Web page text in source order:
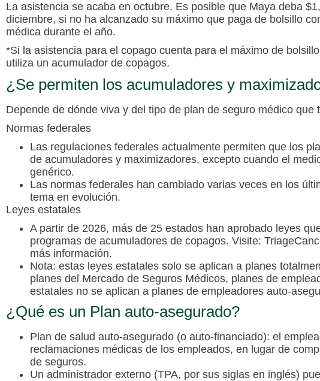
La asistencia se acaba en octubre. Es posible que Maya deba
diciembre, si no ha alcanzado su máximo que paga de bolsillo
médica durante el año.
*Si la asistencia para el copago cuenta para el máximo de
utiliza un acumulador de copagos.
¿Se permiten los acumuladores y
Depende de dónde viva y del tipo de plan de seguro médico que
Normas federales
Las regulaciones federales actualmente permiten que los
de acumuladores y maximizadores, excepto cuando el
genérico.
Las normas federales han cambiado varias veces en los
tema en evolución.
Leyes estatales
A partir de 2026, más de 25 estados han aprobado leyes
programas de acumuladores de copagos. Visite:
más información.
Nota: estas leyes estatales solo se aplican a planes
planes del Mercado de Seguros Médicos, planes de
estatales no se aplican a planes de empleadores auto-
¿Qué es un Plan auto-asegurado?
Plan de salud auto-asegurado (o auto-financiado): el
reclamaciones médicas de los empleados, en lugar de
de seguros.
Un administrador externo (TPA, por sus siglas en inglés)